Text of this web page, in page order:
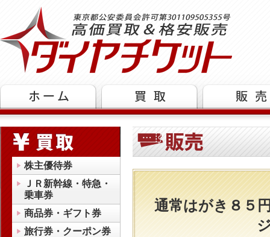
株主優待券
ＪＲ新幹線・特急・
乗車券
商品券・ギフト券
旅行券・クーポン券
通常はがき８５